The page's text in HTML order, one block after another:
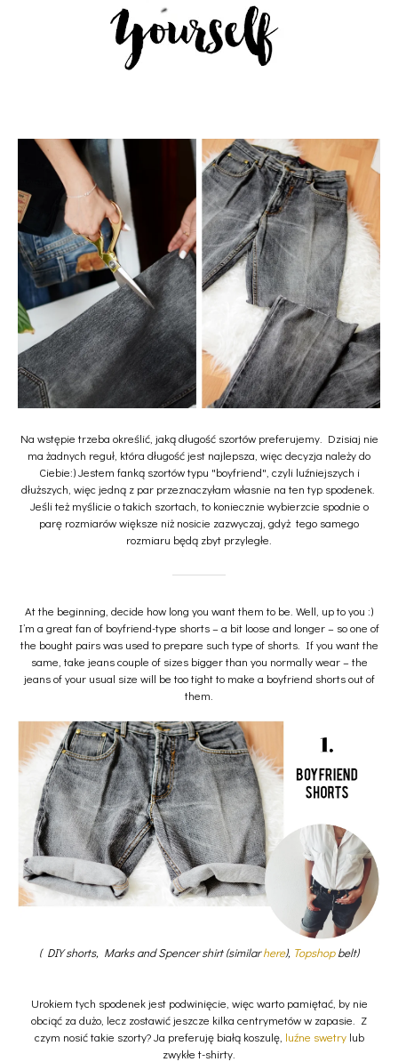
Na wstępie trzeba określić, jaką długość szortów preferujemy. Dzisiaj nie
ma żadnych reguł, która długość jest najlepsza, więc decyzja należy do
Ciebie:) Jestem fanką szortów typu "boyfriend", czyli luźniejszych i
dłuższych, więc jedną z par przeznaczyłam własnie na ten typ spodenek.
Jeśli też myślicie o takich szortach, to koniecznie wybierzcie spodnie o
parę rozmiarów większe niż nosicie zazwyczaj, gdyż tego samego
rozmiaru będą zbyt przyległe.
At the beginning, decide how long you want them to be. Well, up to you :)
I’m a great fan of boyfriend-type shorts – a bit loose and longer – so one of
the bought pairs was used to prepare such type of shorts. If you want the
same, take jeans couple of sizes bigger than you normally wear – the
jeans of your usual size will be too tight to make a boyfriend shorts out of
them.
( DIY shorts, Marks and Spencer shirt (similarhere), Topshopbelt)
Urokiem tych spodenek jest podwinięcie, więc warto pamiętać, by nie
obciąć za dużo, lecz zostawić jeszcze kilka centrymetów w zapasie. Z
czym nosić takie szorty? Ja preferuję białą koszulę, luźne swetrylub
zwykłe t-shirty.